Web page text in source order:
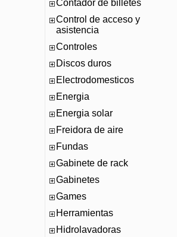
Contador de billetes
Control de acceso y
asistencia
Controles
Discos duros
Electrodomesticos
Energia
Energia solar
Freidora de aire
Fundas
Gabinete de rack
Gabinetes
Games
Herramientas
Hidrolavadoras